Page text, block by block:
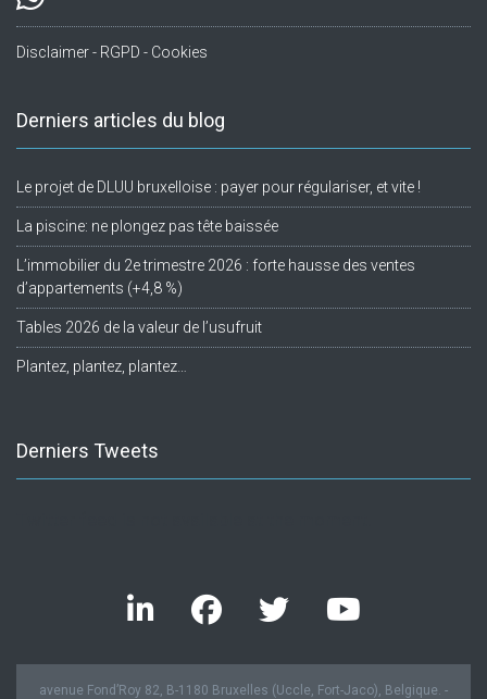
Disclaimer - RGPD - Cookies
Derniers articles du blog
Le projet de DLUU bruxelloise : payer pour régulariser, et vite !
La piscine: ne plongez pas tête baissée
L’immobilier du 2e trimestre 2026 : forte hausse des ventes
d’appartements (+4,8 %)
Tables 2026 de la valeur de l’usufruit
Plantez, plantez, plantez…
Derniers Tweets
avenue Fond’Roy 82, B-1180 Bruxelles (Uccle, Fort-Jaco), Belgique. -